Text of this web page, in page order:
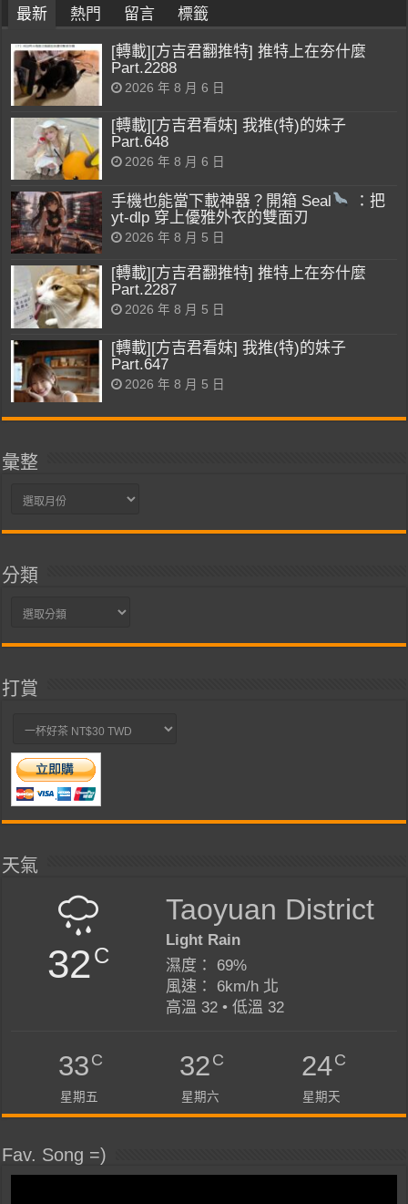
最新 熱門 留言 標籤
[轉載][方吉君翻推特] 推特上在夯什麼
Part.2288
2026 年 8 月 6 日
[轉載][方吉君看妹] 我推(特)的妹子
Part.648
2026 年 8 月 6 日
手機也能當下載神器？開箱 Seal
：把
yt-dlp 穿上優雅外衣的雙面刃
2026 年 8 月 5 日
[轉載][方吉君翻推特] 推特上在夯什麼
Part.2287
2026 年 8 月 5 日
[轉載][方吉君看妹] 我推(特)的妹子
Part.647
2026 年 8 月 5 日
彙整
彙
分類
分
打賞
天氣
32C
Taoyuan District
Light Rain
濕度： 69%
風速： 6km/h 北
高溫 32 • 低溫 32
33C
星期五
32C
星期六
24C
星期天
Fav. Song =)